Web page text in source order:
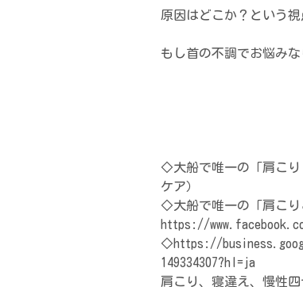
原因はどこか？という
もし首の不調でお悩み
◇大船で唯一の「肩こ
ケア）
◇大船で唯一の「肩こり
https://
◇https://
149334307?hl=ja
肩こり、寝違え、慢性